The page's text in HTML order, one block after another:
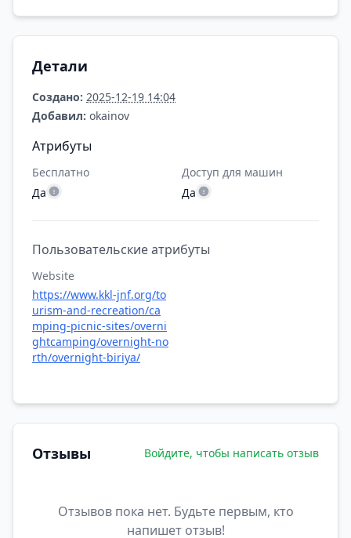
Детали
Создано: 2025-12-19 14:04
Добавил: okainov
Атрибуты
Бесплатно
Да
Доступ для машин
Да
Пользовательские атрибуты
Website
https://www.kkl-jnf.org/to
urism-and-recreation/ca
mping-picnic-sites/overni
ghtcamping/overnight-no
rth/overnight-biriya/
Отзывы Войдите, чтобы написать отзыв
Отзывов пока нет. Будьте первым, кто
напишет отзыв!